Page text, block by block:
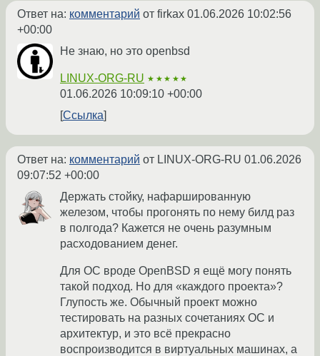
Ответ на: комментарий от firkax 01.06.2026 10:02:56
+00:00
Не знаю, но это openbsd
LINUX-ORG-RU ★★★★★
01.06.2026 10:09:10 +00:00
Ссылка
Ответ на: комментарий от LINUX-ORG-RU 01.06.2026
09:07:52 +00:00
Держать стойку, нафаршированную
железом, чтобы прогонять по нему билд раз
в полгода? Кажется не очень разумным
расходованием денег.
Для ОС вроде OpenBSD я ещё могу понять
такой подход. Но для «каждого проекта»?
Глупость же. Обычный проект можно
тестировать на разных сочетаниях ОС и
архитектур, и это всё прекрасно
воспроизводится в виртуальных машинах, а